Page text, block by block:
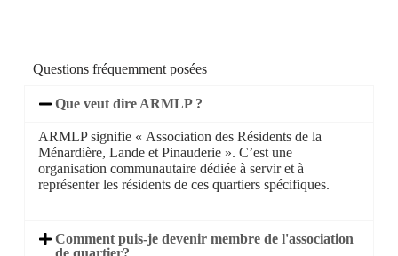
Questions fréquemment posées
Que veut dire ARMLP ?
ARMLP signifie « Association des Résidents de la
Ménardière, Lande et Pinauderie ». C’est une
organisation communautaire dédiée à servir et à
représenter les résidents de ces quartiers spécifiques.
Comment puis-je devenir membre de l'association
de quartier?